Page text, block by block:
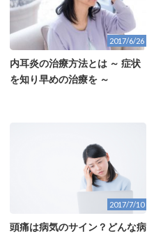
2017/6/26
内耳炎の治療方法とは ～ 症状
を知り早めの治療を ～
2017/7/10
頭痛は病気のサイン？どんな病